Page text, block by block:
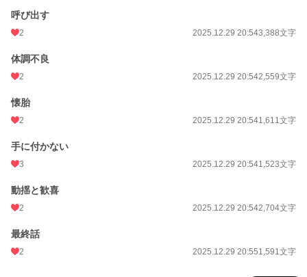
呼び出す
2 2025.12.29 20:543,388文字
体調不良
2 2025.12.29 20:542,559文字
懐胎
2 2025.12.29 20:541,611文字
手に付かない
3 2025.12.29 20:541,523文字
動揺と歓喜
2 2025.12.29 20:542,704文字
最終話
2 2025.12.29 20:551,591文字